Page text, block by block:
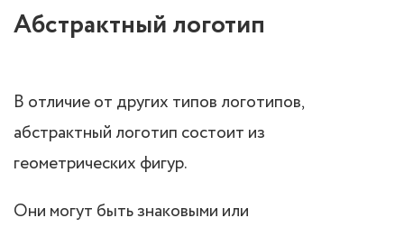
Абстрактный логотип
В отличие от других типов логотипов,
абстрактный логотип состоит из
геометрических фигур.
Они могут быть знаковыми или